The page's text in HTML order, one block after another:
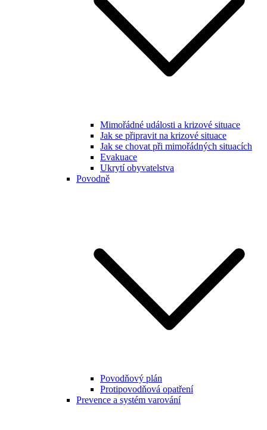
Mimořádné události a krizové situace
Jak se připravit na krizové situace
Jak se chovat při mimořádných situacích
Evakuace
Ukrytí obyvatelstva
Povodně
Povodňový plán
Protipovodňová opatření
Prevence a systém varování